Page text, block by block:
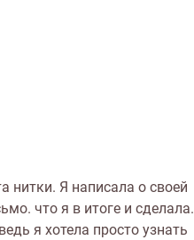
нитки. Я написала о своей
что я в итоге и сделала.
я хотела просто узнать